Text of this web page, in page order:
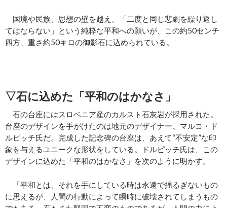
国境や民族、思想の壁を越え、「二度と同じ悲劇を繰り返し
てはならない」という純粋な平和への願いが、この約50センチ
四方、重さ約50キロの御影石に込められている。
▽石に込めた「平和のはかなさ」
石の台座にはスロベニア産のカルスト石灰岩が採用された。
台座のデザインを手がけたのは地元のデザイナー、マルコ・ド
ルピッチ氏だ。完成した記念碑の台座は、あえて“不安定”な印
象を与えるユニークな形状をしている。ドルピッチ氏は、この
デザインに込めた「平和のはかなさ」を次のように明かす。
「平和とは、それを手にしている時は永遠で揺るぎないもの
に思えるが、人間の行動によって瞬時に破壊されてしまうもの